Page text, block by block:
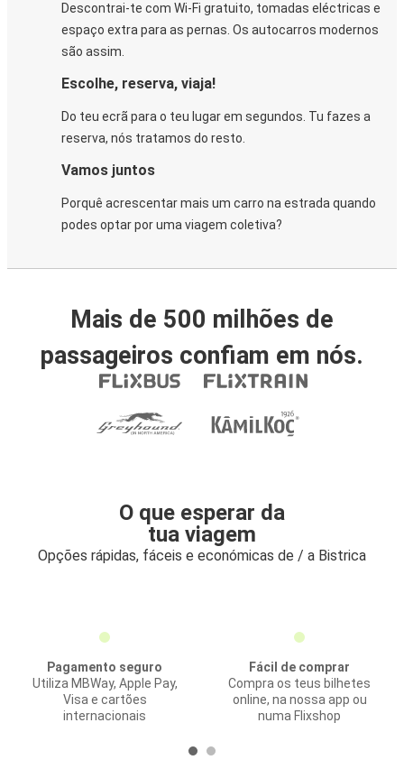
Descontrai-te com Wi-Fi gratuito, tomadas eléctricas e
espaço extra para as pernas. Os autocarros modernos
são assim.
Escolhe, reserva, viaja!
Do teu ecrã para o teu lugar em segundos. Tu fazes a
reserva, nós tratamos do resto.
Vamos juntos
Porquê acrescentar mais um carro na estrada quando
podes optar por uma viagem coletiva?
Mais de 500 milhões de
passageiros confiam em nós.
O que esperar da
tua viagem
Opções rápidas, fáceis e económicas de / a Bistrica
Pagamento seguro
Utiliza MBWay, Apple Pay,
Visa e cartões
internacionais
Fácil de comprar
Compra os teus bilhetes
online, na nossa app ou
numa Flixshop